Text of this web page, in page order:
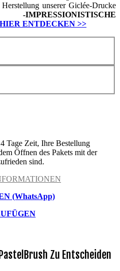
unserer Giclée-Drucke
-IMPRESSIONISTISCHE
HIER ENTDECKEN >>
Tage Zeit, Ihre Bestellung
Öffnen des Pakets mit der
sind.
(WhatsApp)
Zu Entscheiden